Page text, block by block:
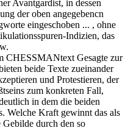
Avantgardist, in dessen
der oben angegebencn
eingeschoben ... , ohne
Indizien, das
CHESSMANtext Gesagte zur
beide Texte zueinander
und Protestieren, der
zum konkreten Fall,
in dem die beiden
Welche Kraft gewinnt das als
Gebilde durch den so